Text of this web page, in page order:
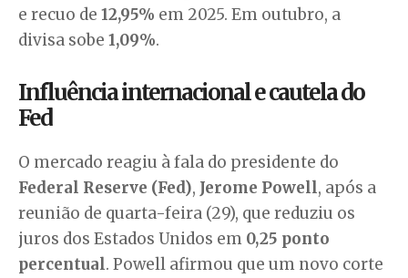
e recuo de 12,95% em 2025. Em outubro, a
divisa sobe 1,09%.
Influência internacional e cautela do
Fed
O mercado reagiu à fala do presidente do
Federal Reserve (Fed), Jerome Powell, após a
reunião de quarta-feira (29), que reduziu os
juros dos Estados Unidos em 0,25 ponto
percentual. Powell afirmou que um novo corte